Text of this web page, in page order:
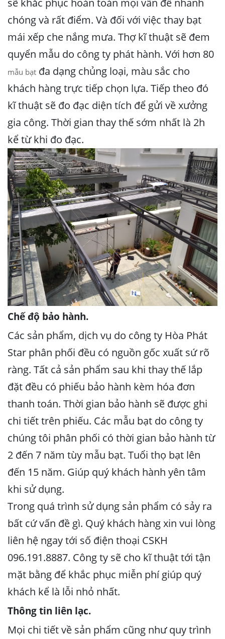
sẽ khắc phục hoàn toàn mọi vấn đề nhanh
chóng và rất điểm. Và đối với việc thay bạt
mái xếp che nắng mưa. Thợ kĩ thuật sẽ đem
quyển mẫu do công ty phát hành. Với hơn 80
mẫu bạt đa dạng chủng loại, màu sắc cho
khách hàng trực tiếp chọn lựa. Tiếp theo đó
kĩ thuật sẽ đo đạc diện tích để gửi về xưởng
gia công. Thời gian thay thế sớm nhất là 2h
kể từ khi đo đạc.
Chế độ bảo hành.
Các sản phẩm, dịch vụ do công ty Hòa Phát
Star phân phối đều có nguồn gốc xuất sứ rõ
ràng. Tất cả sản phẩm sau khi thay thế lắp
đặt đều có phiếu bảo hành kèm hóa đơn
thanh toán. Thời gian bảo hành sẽ được ghi
chi tiết trên phiếu. Các mẫu bạt do công ty
chúng tôi phân phối có thời gian bảo hành từ
2 đến 7 năm tùy mẫu bạt. Tuổi thọ bạt lên
đến 15 năm. Giúp quý khách hành yên tâm
khi sử dụng.
Trong quá trình sử dụng sản phẩm có sảy ra
bất cứ vấn đề gì. Quý khách hàng xin vui lòng
liên hệ ngay tới số điện thoại CSKH
096.191.8887. Công ty sẽ cho kĩ thuật tới tận
mặt bằng để khắc phục miễn phí giúp quý
khách kể là lỗi nhỏ nhất.
Thông tin liên lạc.
Mọi chi tiết về sản phẩm cũng như quy trình